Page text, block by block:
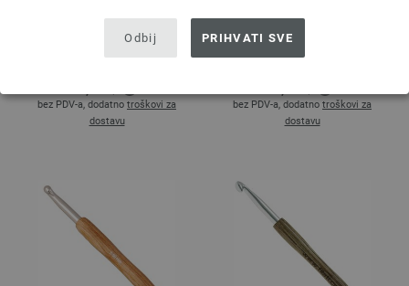
Odbij PRIHVATI SVE
bez PDV-a, dodatno troškovi za
dostavu
bez PDV-a, dodatno troškovi za
dostavu